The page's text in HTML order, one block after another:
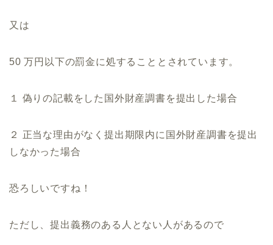
又は
50 万円以下の罰金に処することとされています。
１ 偽りの記載をした国外財産調書を提出した場合
２ 正当な理由がなく提出期限内に国外財産調書を提出
しなかった場合
恐ろしいですね！
ただし、提出義務のある人とない人があるので